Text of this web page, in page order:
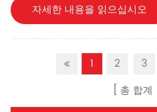
무독성, 무미, 무해, EU 요구 사항
내알칼리성, 내식성 3. 탄력성이
-65℃~260℃의 온도 차이를 견
자세한 내용을 읽으십시오
1 2 3
총 합계